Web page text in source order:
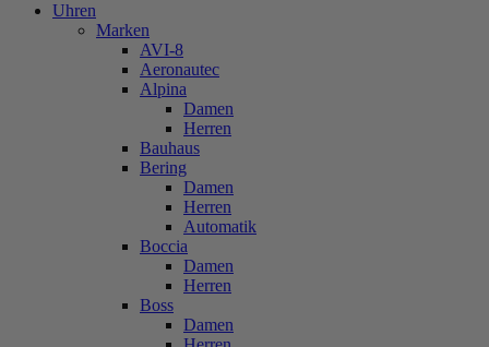
Uhren
Marken
AVI-8
Aeronautec
Alpina
Damen
Herren
Bauhaus
Bering
Damen
Herren
Automatik
Boccia
Damen
Herren
Boss
Damen